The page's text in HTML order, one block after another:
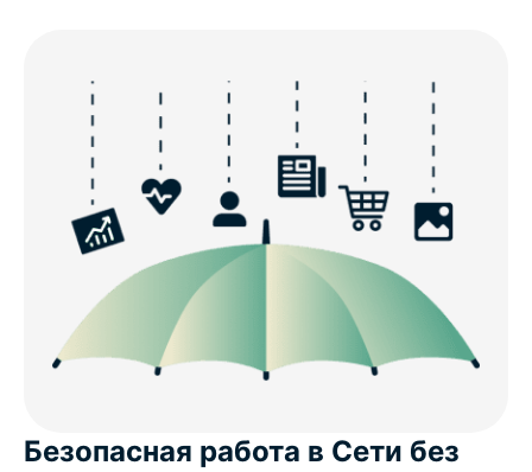
Безопасная работа в Сети без